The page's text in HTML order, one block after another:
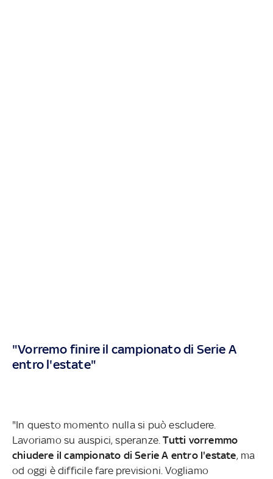
"Vorremo finire il campionato di Serie A
entro l'estate"
"In questo momento nulla si può escludere.
Lavoriamo su auspici, speranze. Tutti vorremmo
chiudere il campionato di Serie A entro l'estate, ma
od oggi è difficile fare previsioni. Vogliamo